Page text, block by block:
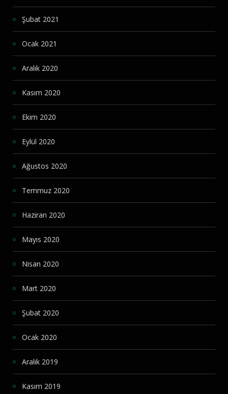
Şubat 2021
Ocak 2021
Aralık 2020
Kasım 2020
Ekim 2020
Eylül 2020
Ağustos 2020
Temmuz 2020
Haziran 2020
Mayıs 2020
Nisan 2020
Mart 2020
Şubat 2020
Ocak 2020
Aralık 2019
Kasım 2019